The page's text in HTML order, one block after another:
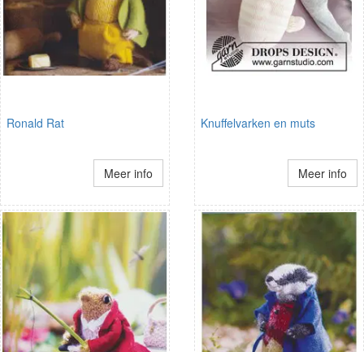
Ronald Rat
Meer info
Knuffelvarken en muts
Meer info